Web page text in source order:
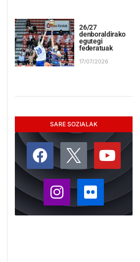
26/27
denboraldirako
egutegi
federatuak
17/07/2026
SARE SOZIALAK